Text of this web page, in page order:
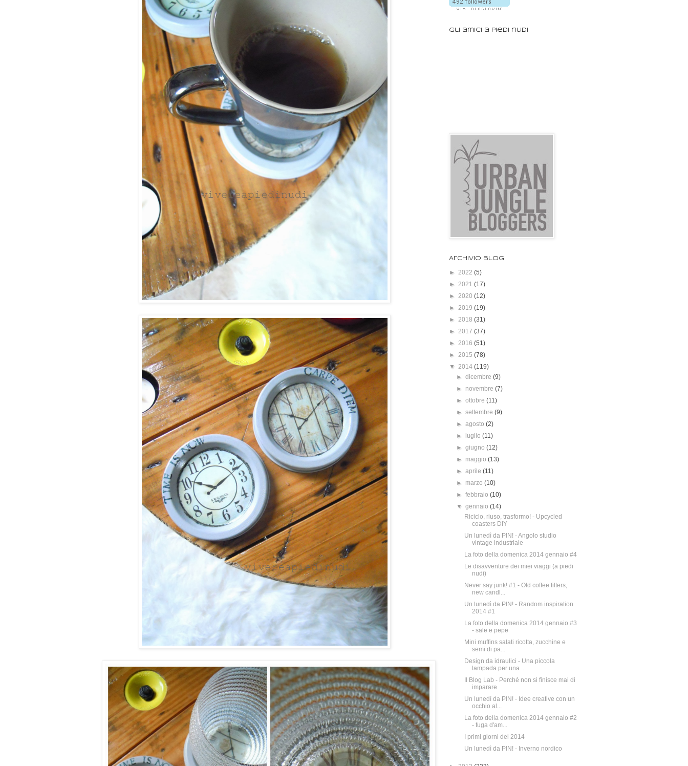
Gli amici a piedi nudi
Archivio blog
► 2022 (5)
► 2021 (17)
► 2020 (12)
► 2019 (19)
► 2018 (31)
► 2017 (37)
► 2016 (51)
► 2015 (78)
▼ 2014 (119)
►dicembre(9)
► novembre(7)
►ottobre(11)
►settembre(9)
►agosto(2)
►
luglio(11)
►giugno(12)
► maggio(13)
►aprile(11)
► marzo(10)
►febbraio(10)
▼gennaio(14)
Riciclo, riuso, trasformo! - Upcycled
coasters DIY
Un lunedì da PIN! - Angolo studio
vintage industriale
La foto della domenica 2014 gennaio #4
Le disavventure dei miei viaggi (a piedi
nudi)
Never say junk! #1 - Old coffee filters,
new candl...
Un lunedì da PIN! - Random inspiration
2014 #1
La foto della domenica 2014 gennaio #3
- sale e pepe
Mini muffins salati ricotta, zucchine e
semi di pa...
Design da idraulici - Una piccola
lampada per una ...
Il Blog Lab - Perché non si finisce mai di
imparare
Un lunedì da PIN! - Idee creative con un
occhio al...
La foto della domenica 2014 gennaio #2
- fuga d'am...
I primi giorni del 2014
Un lunedì da PIN! - Inverno nordico